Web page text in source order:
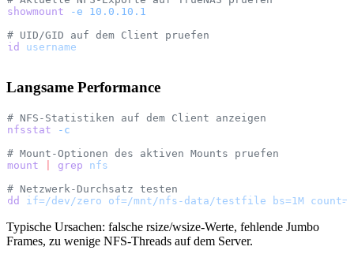
showmount -e 10.0.10.1
# UID/GID auf dem Client pruefen
id
username
Langsame Performance
# NFS-Statistiken auf dem Client anzeigen
nfsstat -c
# Mount-Optionen des aktiven Mounts pruefen
mount
grep nfs
# Netzwerk-Durchsatz testen
dd
if=/dev/zero of=/mnt/nfs-data/testfile bs=1M count=
Typische Ursachen: falsche rsize/wsize-Werte, fehlende Jumbo
Frames, zu wenige NFS-Threads auf dem Server.